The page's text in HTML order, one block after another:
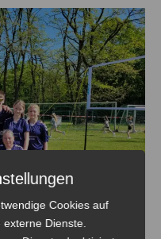
Cookies auf
Dienste.